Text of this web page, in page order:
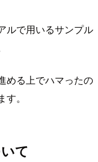
ルで用いるサンプル
める上でハマったの
。
て